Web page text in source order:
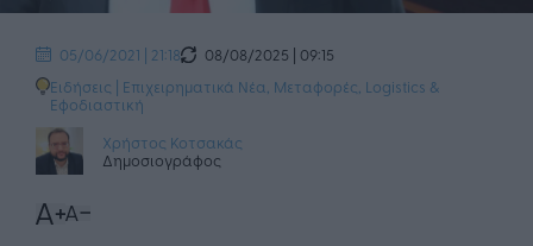
05/06/2021 | 21:18
08/08/2025 | 09:15
Ειδήσεις | Επιχειρηματικά Νέα Μεταφορές, Logistics &
Εφοδιαστική
Χρήστος Κοτσακάς
Δημοσιογράφος